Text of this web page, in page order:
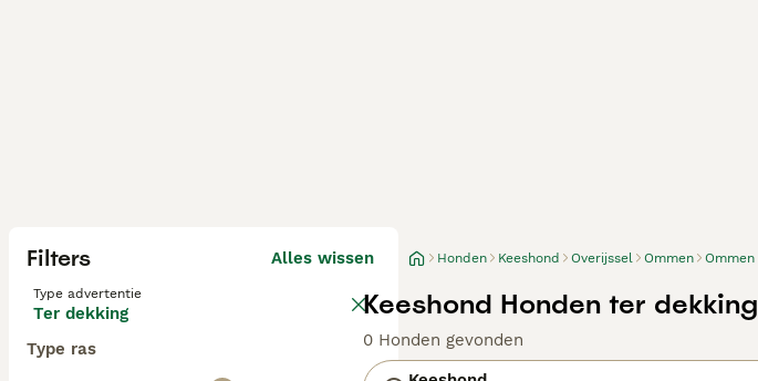
Filters Alles wissen
Type advertentie
Ter dekking
Type ras
Honden Keeshond Overijssel Ommen Ommen
Keeshond Honden ter dekking
0 Honden gevonden